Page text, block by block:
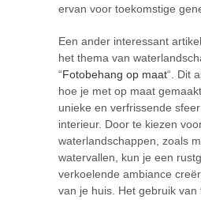
ervan voor toekomstige
Een ander interessant
het thema van
“Fotobehang op maat“. Dit
hoe je met op maat
unieke en verfrissende
interieur. Door te kiezen
waterlandschappen, zoals
watervallen, kun je een
verkoelende ambiance
van je huis. Het gebruik